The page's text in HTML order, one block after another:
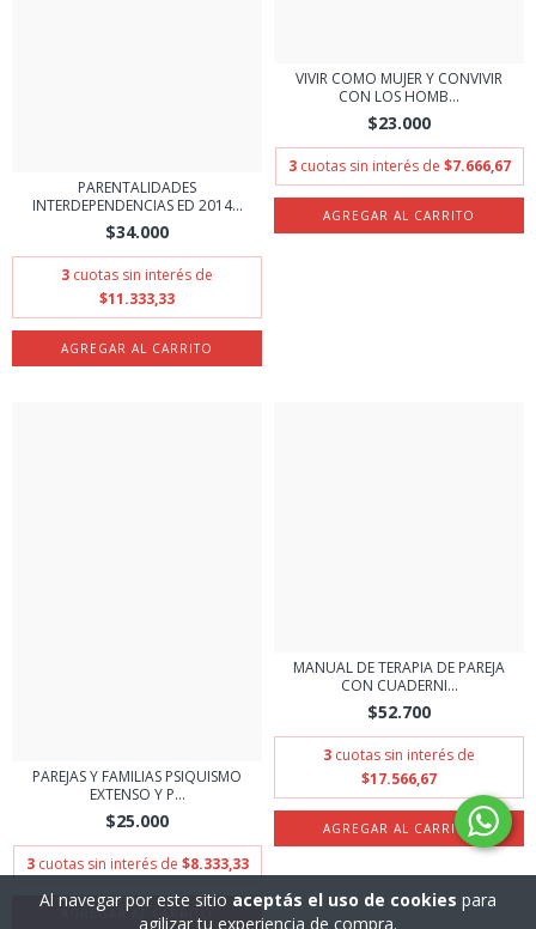
Al navegar por este sitio aceptás el uso de cookies para
agilizar tu experiencia de compra.
PARENTALIDADES
INTERDEPENDENCIAS ED 2014...
$34.000
3 cuotas sin interés de
$11.333,33
VIVIR COMO MUJER Y CONVIVIR
CON LOS HOMB...
$23.000
3 cuotas sin interés de $7.666,67
PAREJAS Y FAMILIAS PSIQUISMO
EXTENSO Y P...
$25.000
3 cuotas sin interés de $8.333,33
MANUAL DE TERAPIA DE PAREJA
CON CUADERNI...
$52.700
3 cuotas sin interés de
$17.566,67